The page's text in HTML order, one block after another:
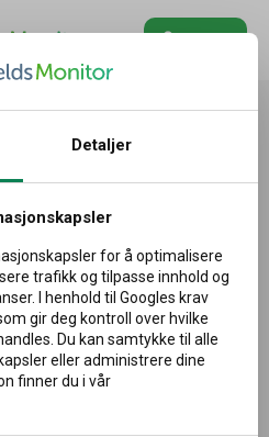
Gjeldsmonitor-
med stor bokstav eller i
korrespondanse utarbeidet på
bør det antas at de har
z ograniczoną
Detaljer
for å optimalisere
trafikk og tilpasse innhold og
I henhold til Googles krav
gir deg kontroll over hvilke
Du kan samtykke til alle
eller administrere dine
finner du i vår